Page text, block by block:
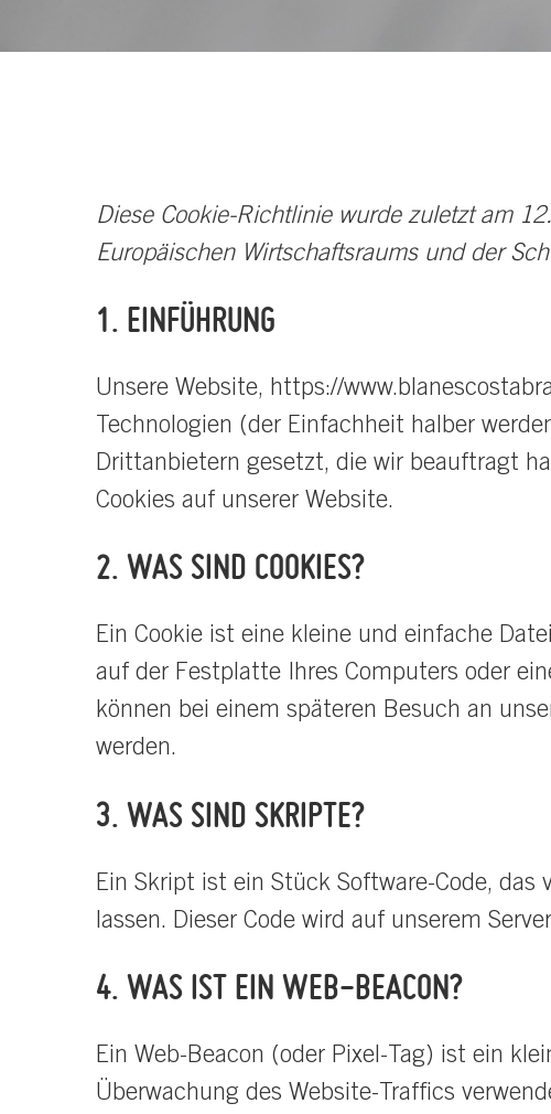
Diese Cookie-Richtlinie wurde zuletzt am
Europäischen Wirtschaftsraums und der
1. EINFÜHRUNG
Unsere Website, https://
Technologien (der Einfachheit halber
Drittanbietern gesetzt, die wir beauftragt
Cookies auf unserer Website.
2. WAS SIND COOKIES?
Ein Cookie ist eine kleine und einfache
auf der Festplatte Ihres Computers oder
können bei einem späteren Besuch an
werden.
3. WAS SIND SKRIPTE?
Ein Skript ist ein Stück Software-Code,
lassen. Dieser Code wird auf unserem
4. WAS IST EIN WEB-BEACON?
Ein Web-Beacon (oder Pixel-Tag) ist ein
Überwachung des Website-Traffics